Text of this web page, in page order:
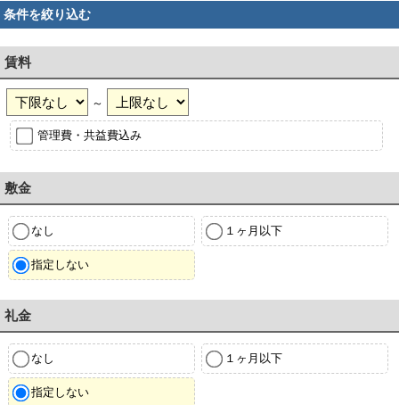
条件を絞り込む
賃料
～
管理費・共益費込み
敷金
なし １ヶ月以下
指定しない
礼金
なし １ヶ月以下
指定しない